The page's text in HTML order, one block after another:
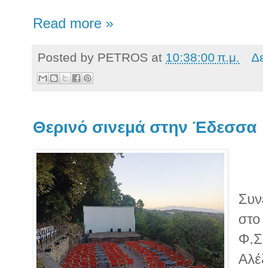
Read more »
Posted by PETROS at 10:38:00 π.μ.
Θερινό σινεμά στην Έδεσσα